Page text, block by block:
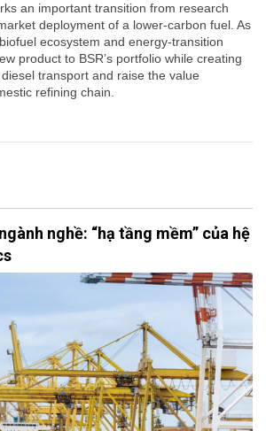
an important transition from research
deployment of a lower-carbon fuel. As
ecosystem and energy-transition
product to BSR’s portfolio while creating
transport and raise the value
refining chain.
nghề: “hạ tầng mềm” của hệ